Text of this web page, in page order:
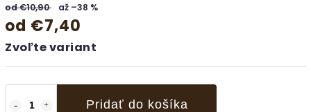
od €10,90 až –38 %
od €7,40
Zvoľte variant
Pridať do košíka